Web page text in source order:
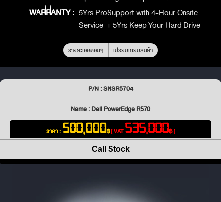
WARRANTY : 5Yrs ProSupport with 4-Hour Onsite
Service + 5Yrs Keep Your Hard Drive
รายละเอียดอื่นๆ เปรียบเทียบสินค้า
P/N : SNSR5704
Name : Dell PowerEdge R570
ราคา : 500,000฿[ VAT535,000฿ ]
Call Stock